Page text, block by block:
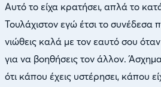
Αυτό το είχα κρατήσει, απλά το
Τουλάχιστον εγώ έτσι το συνέδεσα
νιώθεις καλά με τον εαυτό σου όταν
για να βοηθήσεις τον άλλον.
ότι κάπου έχεις υστέρησει, κάπου